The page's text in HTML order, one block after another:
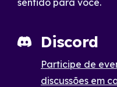
sentido para você.
Discord
Participe de
discussões em